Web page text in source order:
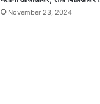
November 23, 2024